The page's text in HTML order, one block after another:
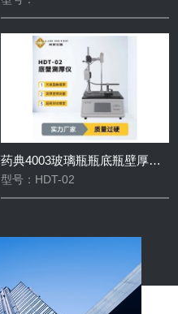
药典4003玻璃瓶瓶底瓶壁厚度检测仪
型号：HDT-02